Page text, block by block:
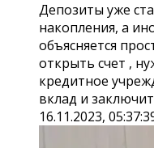
Депозиты уже
накопления, а
объясняется
открыть счет ,
кредитное
вклад и
16.11.2023,